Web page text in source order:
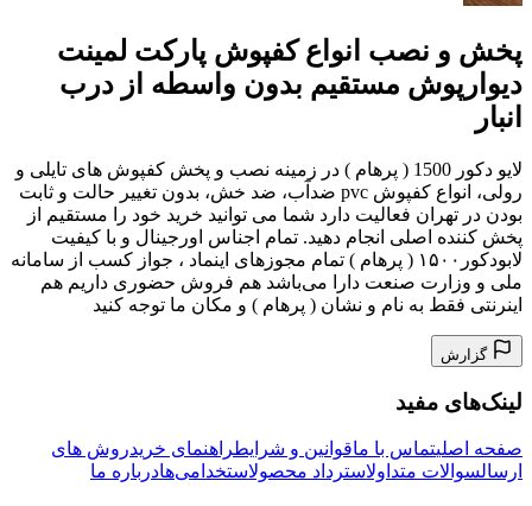
پخش و نصب انواع کفپوش پارکت لمینت
دیوارپوش مستقیم بدون واسطه از درب
انبار
لایو دکور 1500 ( پرهام ) در زمینه نصب و پخش کفپوش های تایلی و
رولی، انواع کفپوش pvc ضدآب، ضد خش، بدون تغییر حالت و ثابت
بودن در تهران فعالیت دارد شما می توانید خرید خود را مستقیم از
پخش کننده اصلی انجام دهید. تمام اجناس اورجینال و با کیفیت
لابودکور۱۵۰۰ ( پرهام ) تمام مجوزهای اینماد ، جواز کسب از سامانه
ملی و وزارت صنعت دارا می‌باشد هم فروش حضوری داریم هم
اینرنتی فقط به نام و نشان ( پرهام ) و مکان ما توجه کنید
گزارش
لینک‌های مفید
صفحه اصلیتماس با ماقوانین و شرایطراهنمای خریدروش های
ارسالسوالات متداولاسترداد محصولاستخدامی‌هادرباره ما